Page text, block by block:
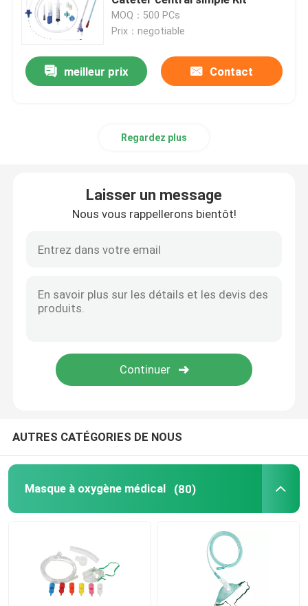
Masque à oxygène portatif
Cathéter d'anesthésie
Cathéter enduit de silicone
Bandage d'habillage chirurgical
Gauze Cotton Swab
Emballage stérile médical
Bande d'essai d'IVD
MOQ：500 PCs
Prix：negotiable
meilleur prix Contact
Regardez plus
Laisser un message
Nous vous rappellerons bientôt!
AUTRES CATÉGORIES DE NOUS
Masque à oxygène médical (80)